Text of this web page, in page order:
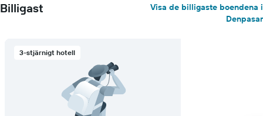
Billigast
Visa de billigaste boendena i
Denpasar
3-stjärnigt hotell